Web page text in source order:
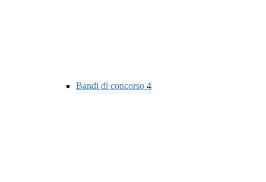
Bandi di concorso 4